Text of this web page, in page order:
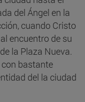
del Ángel en la
cuando Cristo
encuentro de su
la Plaza Nueva.
bastante
del la ciudad